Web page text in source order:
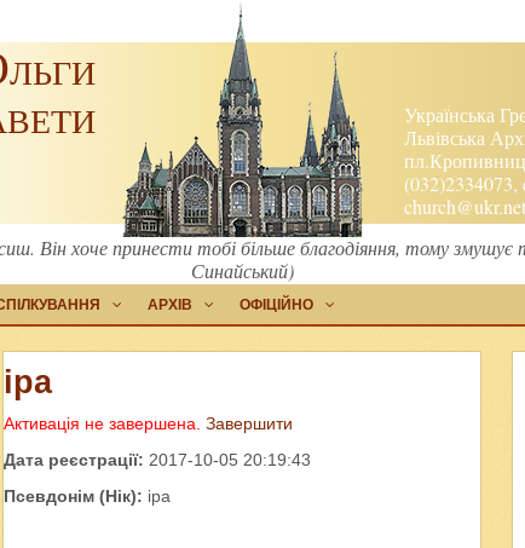
Українська
Львівська
church@ukr.net
Він хоче принести тобі більше благодіяння, тому
Синайський)
АРХІВ ОФІЦІЙНО
іра
Активація не завершена. Завершити
Дата реєстрації: 2017-10-05 20:19:43
Псевдонім (Нік): іра